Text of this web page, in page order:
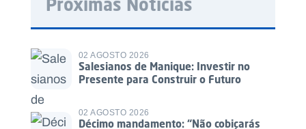
Próximas Notícias
02 AGOSTO 2026
Salesianos de Manique: Investir no
Presente para Construir o Futuro
02 AGOSTO 2026
Décimo mandamento: “Não cobiçarás